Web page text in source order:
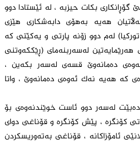
گۆڕانکاری بکات حیزبە ، لە ئێستادا دوو
هەیە بەهۆی دابەشکاری هێزی
لەم دوو زۆنە پارتی و یەکێتی کە
هەرێمایەتین لەسەربنەمای (ڕێککەوتنی
دەمانەوێ قسەی لەسەر بکەین ،
کە هەیە نەک ئەوەی دەمانەوێ ، واتا
لەسەر دوو ئاست خوێندنەوەی بۆ
کۆنگرە ، پێش کۆنگرە و قۆناغی دوای
ئامۆزاکانە ، قۆناغی بەتەوریسکردن